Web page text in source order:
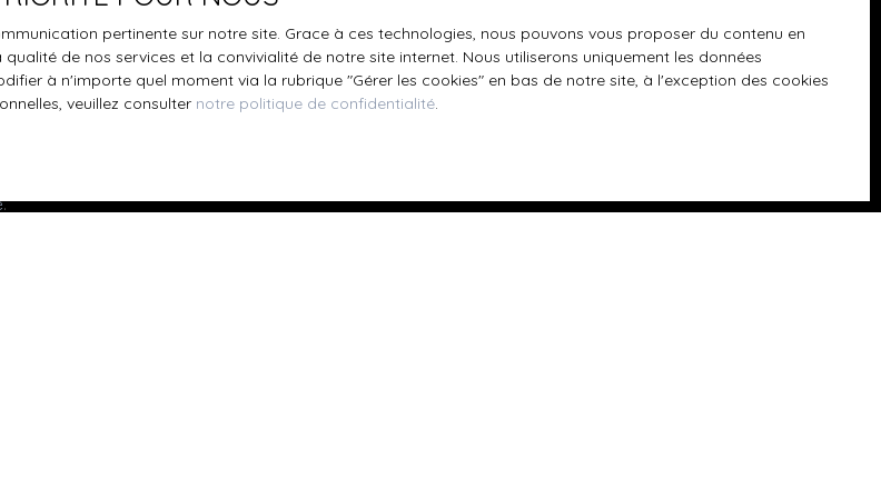
sur la liste d'opposition au démarchage téléphonique,
code de la consommation, sur le site Internet
courrier adressé à :
de vos données personnelles, veuillez consulter notre
.
pertinente sur notre site. Grace à ces technologies, nous pouvons vous proposer du contenu en
de nos services et la convivialité de notre site internet. Nous utiliserons uniquement les données
à n'importe quel moment via la rubrique ″Gérer les cookies″ en bas de notre site, à l'exception des cookies
veuillez consulter notre politique de confidentialité.